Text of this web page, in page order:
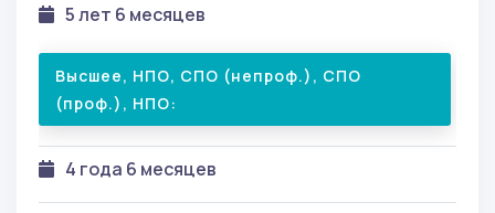
5 лет 6 месяцев
Высшее, НПО, СПО (непроф.), СПО
(проф.), НПО:
4 года 6 месяцев